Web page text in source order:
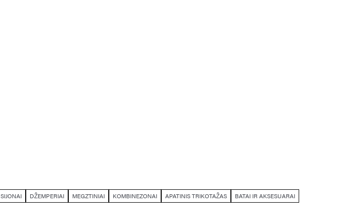
SIJONAI DŽEMPERIAI MEGZTINIAI KOMBINEZONAI APATINIS TRIKOTAŽAS BATAI IR AKSESUARAI